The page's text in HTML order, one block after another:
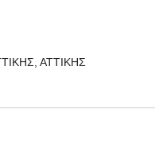
ΑΤΤΙΚΗΣ